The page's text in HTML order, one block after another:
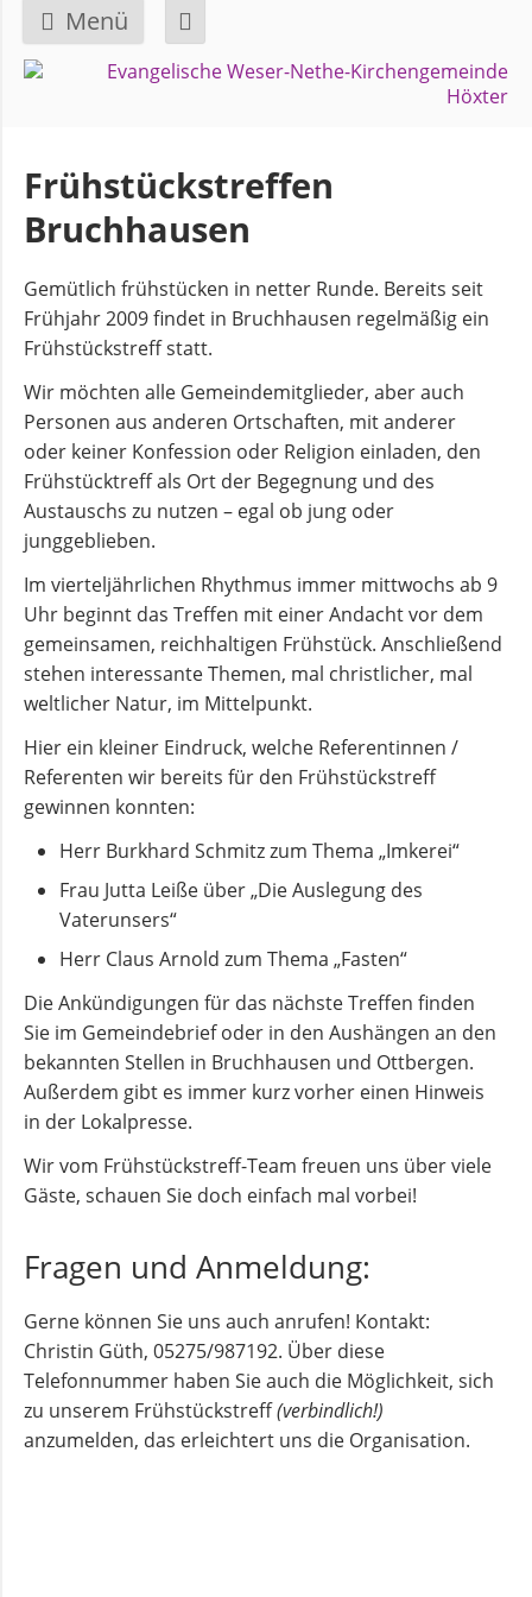
Menü
Navigation
GEMEINDE
Über
uns
Überblick
Bezirke
Gremien
und
Ausschüsse
Pfarrer
und
Pfarrerinnen
Gemeindebüro
Weinbergstiftung
AKTUELLES
Neuigkeiten
Terminkalender
Gemeindebrief
Andachten
zum
Monatsspruch
Sommerkirche
ANGEBOTE
Frühstückstreffen
Bruchhausen
Gemütlich frühstücken in netter Runde. Bereits seit
Frühjahr 2009 findet in Bruchhausen regelmäßig ein
Frühstückstreff statt.
Wir möchten alle Gemeindemitglieder, aber auch
Personen aus anderen Ortschaften, mit anderer
oder keiner Konfession oder Religion einladen, den
Frühstücktreff als Ort der Begegnung und des
Austauschs zu nutzen – egal ob jung oder
junggeblieben.
Im vierteljährlichen Rhythmus immer mittwochs ab 9
Uhr beginnt das Treffen mit einer Andacht vor dem
gemeinsamen, reichhaltigen Frühstück. Anschließend
stehen interessante Themen, mal christlicher, mal
weltlicher Natur, im Mittelpunkt.
Hier ein kleiner Eindruck, welche Referentinnen /
Referenten wir bereits für den Frühstückstreff
gewinnen konnten:
Herr Burkhard Schmitz zum Thema „Imkerei“
Frau Jutta Leiße über „Die Auslegung des
Vaterunsers“
Herr Claus Arnold zum Thema „Fasten“
Die Ankündigungen für das nächste Treffen finden
Sie im Gemeindebrief oder in den Aushängen an den
bekannten Stellen in Bruchhausen und Ottbergen.
Außerdem gibt es immer kurz vorher einen Hinweis
in der Lokalpresse.
Wir vom Frühstückstreff-Team freuen uns über viele
Gäste, schauen Sie doch einfach mal vorbei!
Fragen und Anmeldung:
Gerne können Sie uns auch anrufen! Kontakt:
Christin Güth, 05275/987192. Über diese
Telefonnummer haben Sie auch die Möglichkeit, sich
zu unserem Frühstückstreff(verbindlich!)
anzumelden, das erleichtert uns die Organisation.